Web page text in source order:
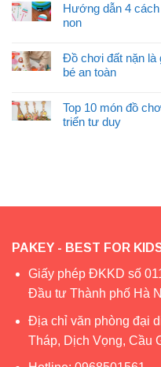
Hướng dẫn 4
non
Đồ chơi đất nặn là
bé an toàn
Top 10 món đồ
triển tư duy
PAKEY - BEST FOR
Giấy phép ĐKKD số
Đầu tư Thành phố Hà
Địa chỉ văn phòng đại
Tháp, Dịch Vọng, Cầu